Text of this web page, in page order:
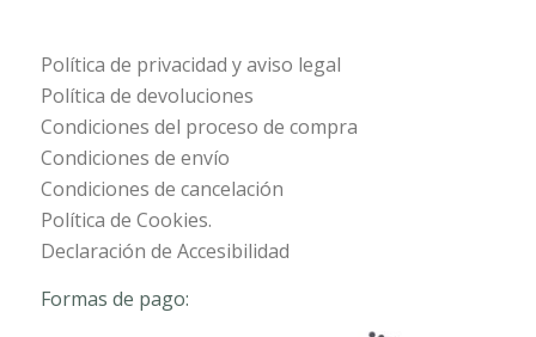
Política de privacidad y aviso legal
Política de devoluciones
Condiciones del proceso de compra
Condiciones de envío
Condiciones de cancelación
Política de Cookies.
Declaración de Accesibilidad
Formas de pago: